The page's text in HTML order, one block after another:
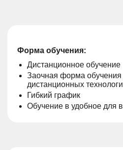
Форма обучения:
Дистанционное обучение
Заочная форма
дистанционных
Гибкий график
Обучение в удобное для